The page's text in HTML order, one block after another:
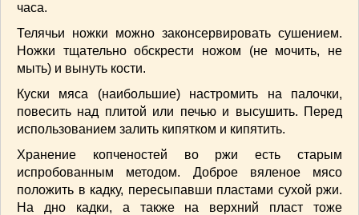
часа.
Телячьи ножки можно законсервировать сушением.
Ножки тщательно обскрести ножом (не мочить, не
мыть) и вынуть кости.
Куски мяса (наибольшие) настромить на палочки,
повесить над плитой или печью и высушить. Перед
использованием залить кипятком и кипятить.
Хранение копченостей во ржи есть старым
испробованным методом. Доброе вяленое мясо
положить в кадку, пересыпавши пластами сухой ржи.
На дно кадки, а также на верхний пласт тоже